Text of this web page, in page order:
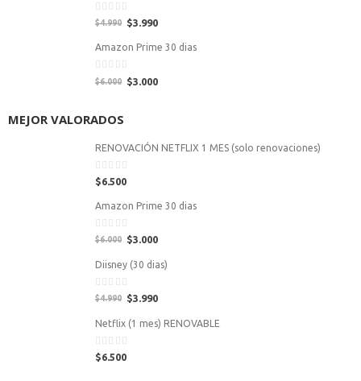
0
out
5
$4.990 $3.990
Amazon Prime 30 dias
0
out
$6.000 $3.000
MEJOR VALORADOS
RENOVACIÓN NETFLIX 1 MES (solo renovaciones)
0
out
5
$6.500
Amazon Prime 30 dias
0
5
$6.000 $3.000
Diisney (30 dias)
0
5
$4.990 $3.990
Netflix (1 mes) RENOVABLE
0
out
$6.500